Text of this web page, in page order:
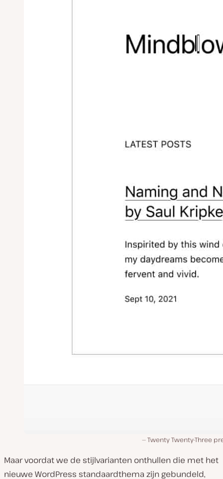
Twenty Twenty-Three
Maar voordat we de stijlvarianten onthullen die met het
nieuwe WordPress standaardthema zijn gebundeld,